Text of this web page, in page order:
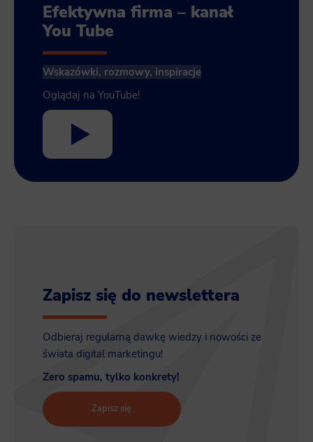
Efektywna firma – kanał
You Tube
Wskazówki, rozmowy, inspiracje
Oglądaj na YouTube!
Zapisz się do newslettera
Odbieraj regularną dawkę wiedzy i nowości ze
świata digital marketingu!
Zero spamu, tylko konkrety!
Zapisz się